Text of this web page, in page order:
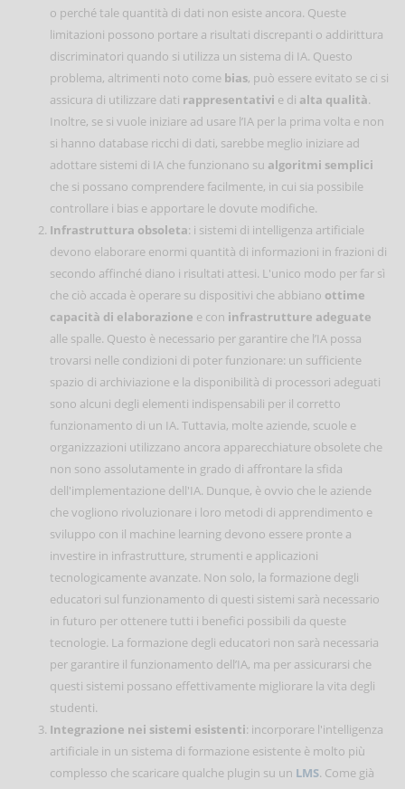
o perché tale quantità di dati non esiste ancora. Queste
limitazioni possono portare a risultati discrepanti o addirittura
discriminatori quando si utilizza un sistema di IA. Questo
problema, altrimenti noto come bias, può essere evitato se ci si
assicura di utilizzare dati rappresentativi e di alta qualità.
Inoltre, se si vuole iniziare ad usare l’IA per la prima volta e non
si hanno database ricchi di dati, sarebbe meglio iniziare ad
adottare sistemi di IA che funzionano su algoritmi semplici
che si possano comprendere facilmente, in cui sia possibile
controllare i bias e apportare le dovute modifiche.
Infrastruttura obsoleta: i sistemi di intelligenza artificiale
devono elaborare enormi quantità di informazioni in frazioni di
secondo affinché diano i risultati attesi. L'unico modo per far sì
che ciò accada è operare su dispositivi che abbiano ottime
capacità di elaborazione e con infrastrutture adeguate
alle spalle. Questo è necessario per garantire che l’IA possa
trovarsi nelle condizioni di poter funzionare: un sufficiente
spazio di archiviazione e la disponibilità di processori adeguati
sono alcuni degli elementi indispensabili per il corretto
funzionamento di un IA. Tuttavia, molte aziende, scuole e
organizzazioni utilizzano ancora apparecchiature obsolete che
non sono assolutamente in grado di affrontare la sfida
dell'implementazione dell'IA. Dunque, è ovvio che le aziende
che vogliono rivoluzionare i loro metodi di apprendimento e
sviluppo con il machine learning devono essere pronte a
investire in infrastrutture, strumenti e applicazioni
tecnologicamente avanzate. Non solo, la formazione degli
educatori sul funzionamento di questi sistemi sarà necessario
in futuro per ottenere tutti i benefici possibili da queste
tecnologie. La formazione degli educatori non sarà necessaria
per garantire il funzionamento dell’IA, ma per assicurarsi che
questi sistemi possano effettivamente migliorare la vita degli
studenti.
Integrazione nei sistemi esistenti: incorporare l'intelligenza
artificiale in un sistema di formazione esistente è molto più
complesso che scaricare qualche plugin su un LMS. Come già